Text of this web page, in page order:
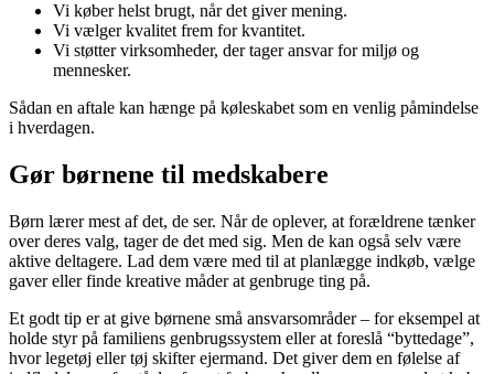
Vi køber helst brugt, når det giver mening.
Vi vælger kvalitet frem for kvantitet.
Vi støtter virksomheder, der tager ansvar for miljø og
mennesker.
Sådan en aftale kan hænge på køleskabet som en venlig påmindelse
i hverdagen.
Gør børnene til medskabere
Børn lærer mest af det, de ser. Når de oplever, at forældrene tænker
over deres valg, tager de det med sig. Men de kan også selv være
aktive deltagere. Lad dem være med til at planlægge indkøb, vælge
gaver eller finde kreative måder at genbruge ting på.
Et godt tip er at give børnene små ansvarsområder – for eksempel at
holde styr på familiens genbrugssystem eller at foreslå “byttedage”,
hvor legetøj eller tøj skifter ejermand. Det giver dem en følelse af